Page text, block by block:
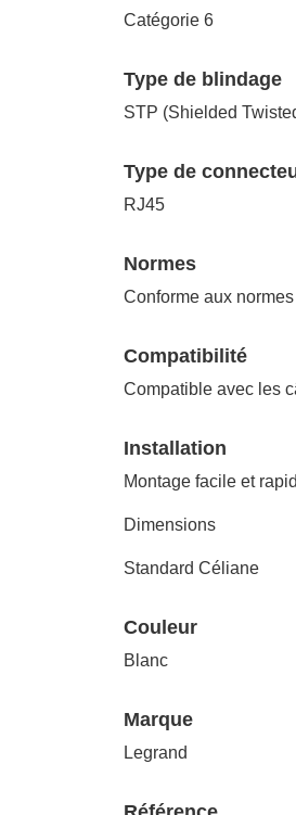
Catégorie 6
Type de blindage
STP (Shielded
Type de
RJ45
Normes
Conforme aux
Compatibilité
Compatible avec les
Installation
Montage facile et
Dimensions
Standard Céliane
Couleur
Blanc
Marque
Legrand